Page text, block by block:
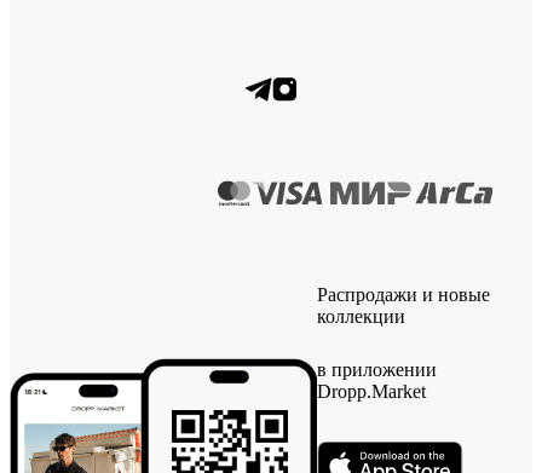
Распродажи и новые
коллекции
в приложении
Dropp.Market